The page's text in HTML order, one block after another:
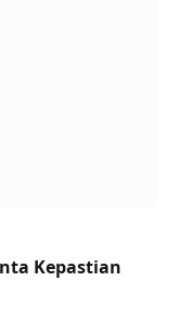
Kepastian